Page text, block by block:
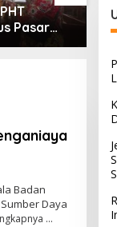
Pasar
Badan
Daya